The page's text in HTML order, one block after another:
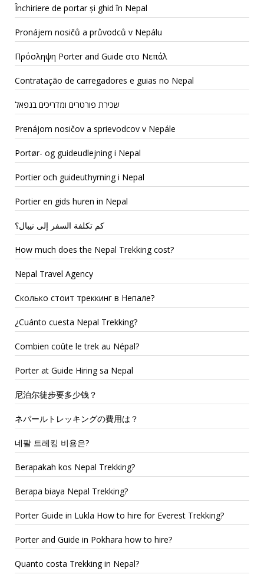
Închiriere de portar și ghid în Nepal
Pronájem nosičů a průvodců v Nepálu
Πρόσληψη Porter and Guide στο Νεπάλ
Contratação de carregadores e guias no Nepal
שכירת פורטרים ומדריכים בנפאל
Prenájom nosičov a sprievodcov v Nepále
Portør- og guideudlejning i Nepal
Portier och guideuthyrning i Nepal
Portier en gids huren in Nepal
كم تكلفة السفر إلى نيبال؟
How much does the Nepal Trekking cost?
Nepal Travel Agency
Сколько стоит треккинг в Непале?
¿Cuánto cuesta Nepal Trekking?
Combien coûte le trek au Népal?
Porter at Guide Hiring sa Nepal
尼泊尔徒步要多少钱？
ネパールトレッキングの費用は？
네팔 트레킹 비용은?
Berapakah kos Nepal Trekking?
Berapa biaya Nepal Trekking?
Porter Guide in Lukla How to hire for Everest Trekking?
Porter and Guide in Pokhara how to hire?
Quanto costa Trekking in Nepal?